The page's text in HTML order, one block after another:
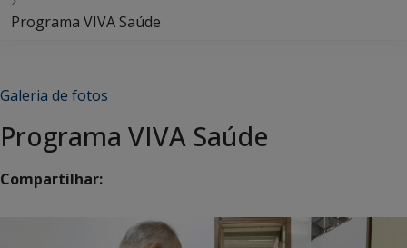
Programa VIVA Saúde
Galeria de fotos
Programa VIVA Saúde
Compartilhar: